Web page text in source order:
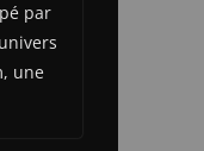
par
une